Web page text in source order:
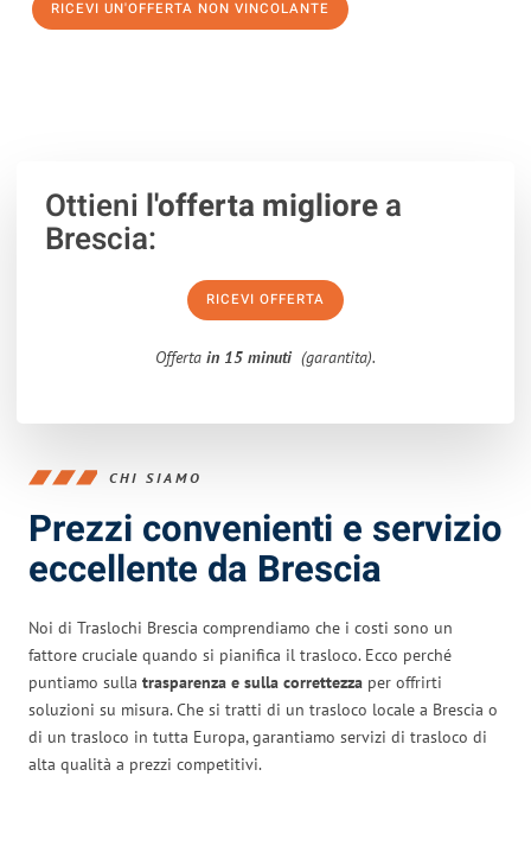
RICEVI UN'OFFERTA NON VINCOLANTE
Ottieni l'offerta migliorea
Brescia:
RICEVI OFFERTA
Offerta in 15 minuti (garantita).
CHI SIAMO
Prezzi convenienti e servizio
eccellente da Brescia
Noi di Traslochi Brescia comprendiamo che i costi sono un
fattore cruciale quando si pianifica il trasloco. Ecco perché
puntiamo sulla trasparenza e sulla correttezza per offrirti
soluzioni su misura. Che si tratti di un trasloco locale a Brescia o
di un trasloco in tutta Europa, garantiamo servizi di trasloco di
alta qualità a prezzi competitivi.